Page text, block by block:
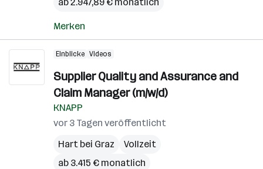
Merken
Einblicke Videos
Supplier Quality and Assurance and
Claim Manager (m/w/d)
KNAPP
vor 3 Tagen veröffentlicht
Hart bei Graz
Vollzeit
ab 3.415 € monatlich